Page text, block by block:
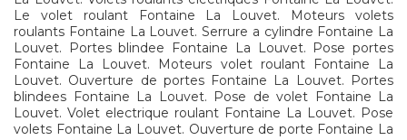
Le volet roulant Fontaine La Louvet. Moteurs volets
roulants Fontaine La Louvet. Serrure a cylindre Fontaine La
Louvet. Portes blindee Fontaine La Louvet. Pose portes
Fontaine La Louvet. Moteurs volet roulant Fontaine La
Louvet. Ouverture de portes Fontaine La Louvet. Portes
blindees Fontaine La Louvet. Pose de volet Fontaine La
Louvet. Volet electrique roulant Fontaine La Louvet. Pose
volets Fontaine La Louvet. Ouverture de porte Fontaine La